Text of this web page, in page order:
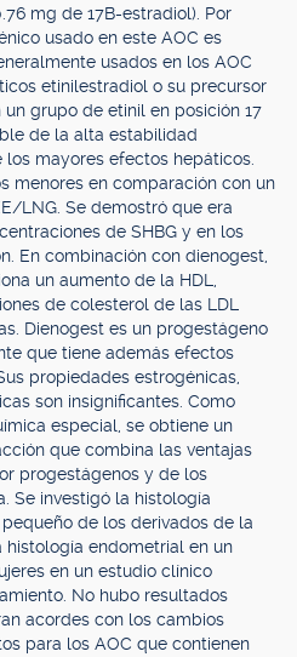
mg de 17B-estradiol). Por
usado en este AOC es
usados en los AOC
etinilestradiol o su precursor
grupo de etinil en posición 17
de la alta estabilidad
mayores efectos hepáticos.
menores en comparación con un
LNG. Se demostró que era
de SHBG y en los
En combinación con dienogest,
un aumento de la HDL,
de colesterol de las LDL
Dienogest es un progestágeno
que tiene además efectos
propiedades estrogénicas,
son insignificantes. Como
especial, se obtiene un
que combina las ventajas
progestágenos y de los
Se investigó la histología
de los derivados de la
histología endometrial en un
en un estudio clínico
No hubo resultados
acordes con los cambios
para los AOC que contienen